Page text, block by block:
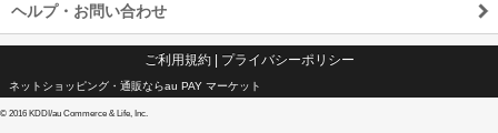
ヘルプ・お問い合わせ
ご利用規約| プライバシーポリシー
ネットショッピング・通販ならau PAY マーケット
© 2016 KDDI/au Commerce & Life, Inc.